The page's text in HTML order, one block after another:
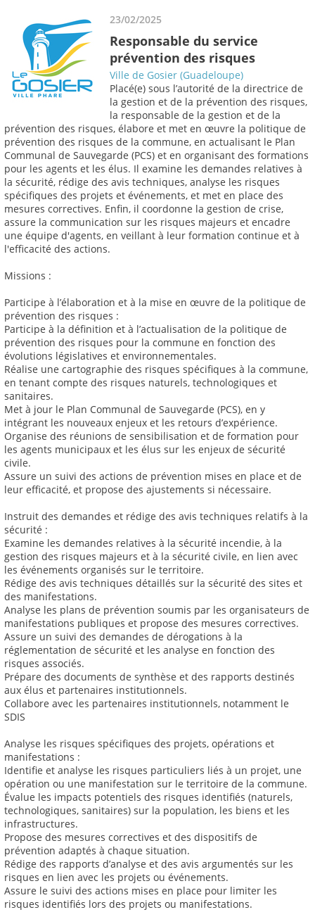
23/02/2025
Responsable du service
prévention des risques
Ville de Gosier (Guadeloupe)
Placé(e) sous l’autorité de la directrice de
la gestion et de la prévention des risques,
la responsable de la gestion et de la
prévention des risques, élabore et met en œuvre la politique de
prévention des risques de la commune, en actualisant le Plan
Communal de Sauvegarde (PCS) et en organisant des formations
pour les agents et les élus. Il examine les demandes relatives à
la sécurité, rédige des avis techniques, analyse les risques
spécifiques des projets et événements, et met en place des
mesures correctives. Enfin, il coordonne la gestion de crise,
assure la communication sur les risques majeurs et encadre
une équipe d'agents, en veillant à leur formation continue et à
l'efficacité des actions.
Missions :
Participe à l’élaboration et à la mise en œuvre de la politique de
prévention des risques :
Participe à la définition et à l’actualisation de la politique de
prévention des risques pour la commune en fonction des
évolutions législatives et environnementales.
Réalise une cartographie des risques spécifiques à la commune,
en tenant compte des risques naturels, technologiques et
sanitaires.
Met à jour le Plan Communal de Sauvegarde (PCS), en y
intégrant les nouveaux enjeux et les retours d’expérience.
Organise des réunions de sensibilisation et de formation pour
les agents municipaux et les élus sur les enjeux de sécurité
civile.
Assure un suivi des actions de prévention mises en place et de
leur efficacité, et propose des ajustements si nécessaire.
Instruit des demandes et rédige des avis techniques relatifs à la
sécurité :
Examine les demandes relatives à la sécurité incendie, à la
gestion des risques majeurs et à la sécurité civile, en lien avec
les événements organisés sur le territoire.
Rédige des avis techniques détaillés sur la sécurité des sites et
des manifestations.
Analyse les plans de prévention soumis par les organisateurs de
manifestations publiques et propose des mesures correctives.
Assure un suivi des demandes de dérogations à la
réglementation de sécurité et les analyse en fonction des
risques associés.
Prépare des documents de synthèse et des rapports destinés
aux élus et partenaires institutionnels.
Collabore avec les partenaires institutionnels, notamment le
SDIS
Analyse les risques spécifiques des projets, opérations et
manifestations :
Identifie et analyse les risques particuliers liés à un projet, une
opération ou une manifestation sur le territoire de la commune.
Évalue les impacts potentiels des risques identifiés (naturels,
technologiques, sanitaires) sur la population, les biens et les
infrastructures.
Propose des mesures correctives et des dispositifs de
prévention adaptés à chaque situation.
Rédige des rapports d’analyse et des avis argumentés sur les
risques en lien avec les projets ou événements.
Assure le suivi des actions mises en place pour limiter les
risques identifiés lors des projets ou manifestations.